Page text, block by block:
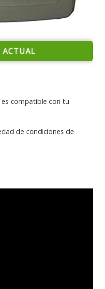
ACTUAL
compatible con tu
de condiciones de